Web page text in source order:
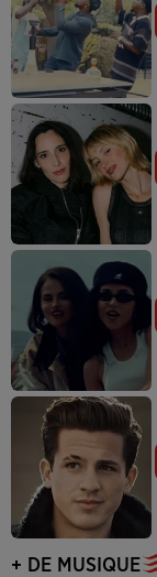
+ DE MUSIQUE